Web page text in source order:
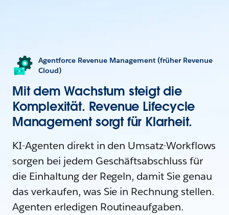
Agentforce Revenue Management (früher Revenue
Cloud)
Mit dem Wachstum steigt die
Komplexität. Revenue Lifecycle
Management sorgt für Klarheit.
KI-Agenten direkt in den Umsatz-Workflows
sorgen bei jedem Geschäftsabschluss für
die Einhaltung der Regeln, damit Sie genau
das verkaufen, was Sie in Rechnung stellen.
Agenten erledigen Routineaufgaben.